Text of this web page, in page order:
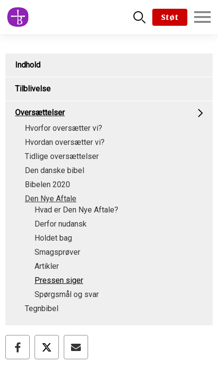
Skip
to
Støt
Subpage
type
Indhold
Tilblivelse
Oversættelser
Hvorfor oversætter vi?
Hvordan oversætter vi?
Tidlige oversættelser
Den danske bibel
Bibelen 2020
Den Nye Aftale
Hvad er Den Nye Aftale?
Derfor nudansk
Holdet bag
Smagsprøver
Artikler
Pressen siger
Spørgsmål og svar
Tegnbibel